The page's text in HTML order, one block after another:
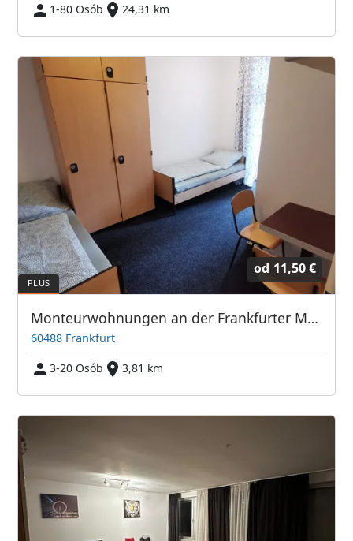
1-80 Osób
24,31 km
od 11,50 €
Monteurwohnungen an der Frankfurter Messe / Hauptbahnhof
60488 Frankfurt
3-20 Osób
3,81 km